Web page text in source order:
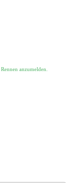
anzumelden.